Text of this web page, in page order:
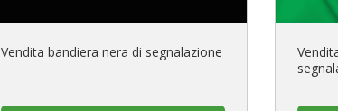
Vendita bandiera nera di segnalazione